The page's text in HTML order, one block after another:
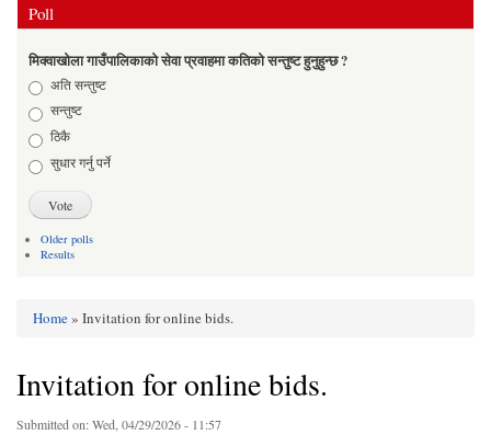
Poll
मिक्वाखोला गाउँपालिकाको सेवा प्रवाहमा कतिको सन्तुष्ट हुनुहुन्छ ?
Choicesअति सन्तुष्ट
सन्तुष्ट
ठिकै
सुधार गर्नु पर्ने
Older polls
Results
Home» Invitation for online bids.
Invitation for online bids.
Submitted on:Wed, 04/29/2026 - 11:57